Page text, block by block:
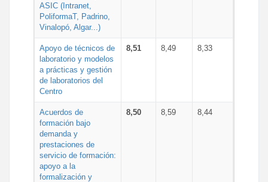
ASIC (Intranet,
PoliformaT, Padrino,
Vinalopó, Algar...)
Apoyo de técnicos de
laboratorio y modelos
a prácticas y gestión
de laboratorios del
Centro
8,51 8,49 8,33
Acuerdos de
formación bajo
demanda y
prestaciones de
servicio de formación:
apoyo a la
formalización y
8,50 8,59 8,44